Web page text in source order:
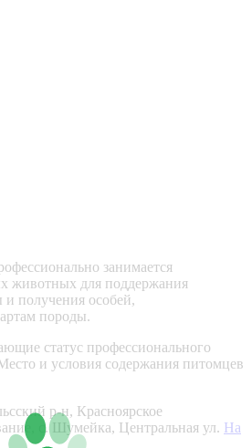
занимается
животных для поддержания
и получения особей,
породы.
статус профессионального
и условия содержания питомцев
р-н, Красноярское
с. Шумейка, Центральная ул. На